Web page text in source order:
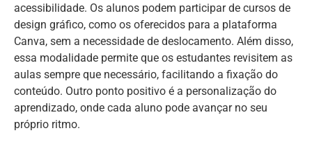
acessibilidade. Os alunos podem participar de cursos de
design gráfico, como os oferecidos para a plataforma
Canva, sem a necessidade de deslocamento. Além disso,
essa modalidade permite que os estudantes revisitem as
aulas sempre que necessário, facilitando a fixação do
conteúdo. Outro ponto positivo é a personalização do
aprendizado, onde cada aluno pode avançar no seu
próprio ritmo.